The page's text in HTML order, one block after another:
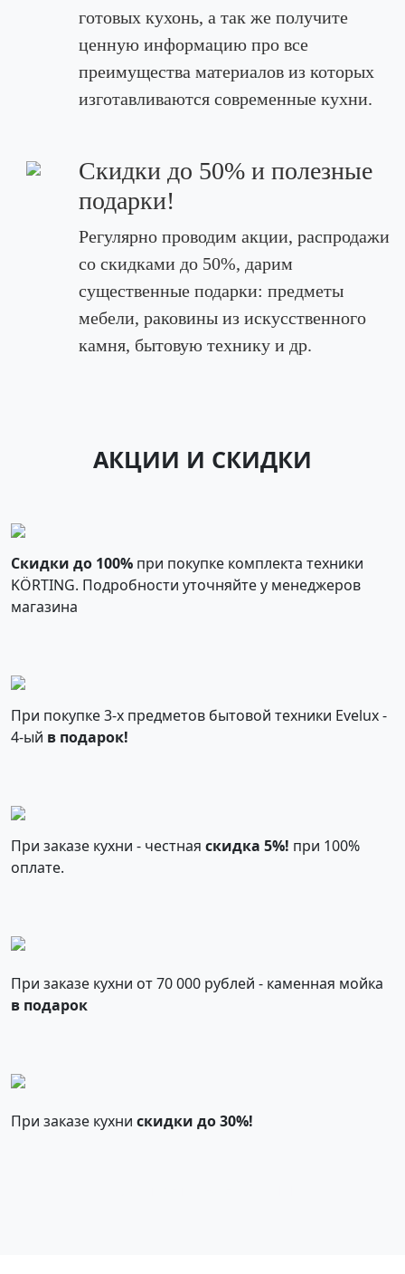
готовых кухонь, а так же получите
ценную информацию про все
преимущества материалов из которых
изготавливаются современные кухни.
Скидки до 50% и полезные
подарки!
Регулярно проводим акции, распродажи
со скидками до 50%, дарим
существенные подарки: предметы
мебели, раковины из искусственного
камня, бытовую технику и др.
АКЦИИ И СКИДКИ
Скидки до 100% при покупке комплекта техники
KÖRTING. Подробности уточняйте у менеджеров
магазина
При покупке 3-х предметов бытовой техники Evelux -
4-ый в подарок!
При заказе кухни - честная скидка 5%! при 100%
оплате.
При заказе кухни от 70 000 рублей - каменная мойка
в подарок
При заказе кухни скидки до 30%!